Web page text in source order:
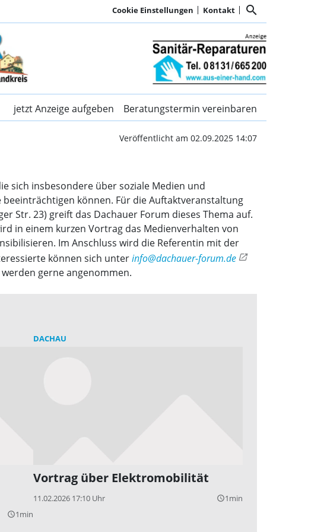
Cookie Einstellungen Kontakt search
| Kurier Dachau
jetzt Anzeige aufgeben Beratungstermin vereinbaren
Veröffentlicht am 02.09.2025 14:07
sich insbesondere über soziale Medien und
können. Für die Auftaktveranstaltung
Str. 23) greift das Dachauer Forum dieses Thema auf.
in einem kurzen Vortrag das Medienverhalten von
Im Anschluss wird die Referentin mit der
können sich unterinfo@dachauer-forum.de
gerne angenommen.
query_builder1min
DACHAU
Vortrag über Elektromobilität
11.02.2026 17:10 Uhr query_builder1min